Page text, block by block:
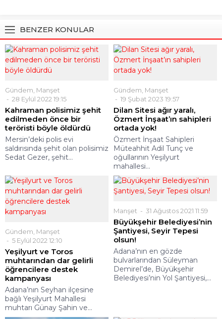
BENZER KONULAR
Gündem Manşet
28 Eylül 2022 19:15
Kahraman polisimiz şehit
edilmeden önce bir
teröristi böyle öldürdü
Mersin’deki polis evi
saldırısında şehit olan polisimiz
Sedat Gezer, şehit...
Gündem Manşet
19 Şubat 2023 19:57
Dilan Sitesi ağır yaralı,
Özmert İnşaat’ın sahipleri
ortada yok!
Özmert İnşaat Sahipleri
Müteahhit Adil Tunç ve
oğullarının Yeşilyurt
mahallesi...
Gündem Manşet
5 Eylül 2022 12:10
Yeşilyurt ve Toros
muhtarından dar gelirli
öğrencilere destek
kampanyası
Adana’nın Seyhan ilçesine
bağlı Yeşilyurt Mahallesi
muhtarı Günay Şahin ve...
Manşet 31 Ağustos 2021 11:59
Büyükşehir Belediyesi’nin
Şantiyesi, Seyir Tepesi
olsun!
Adana’nın en gözde
bulvarlarından Süleyman
Demirel’de, Büyükşehir
Belediyesi’nin Yol Şantiyesi,...